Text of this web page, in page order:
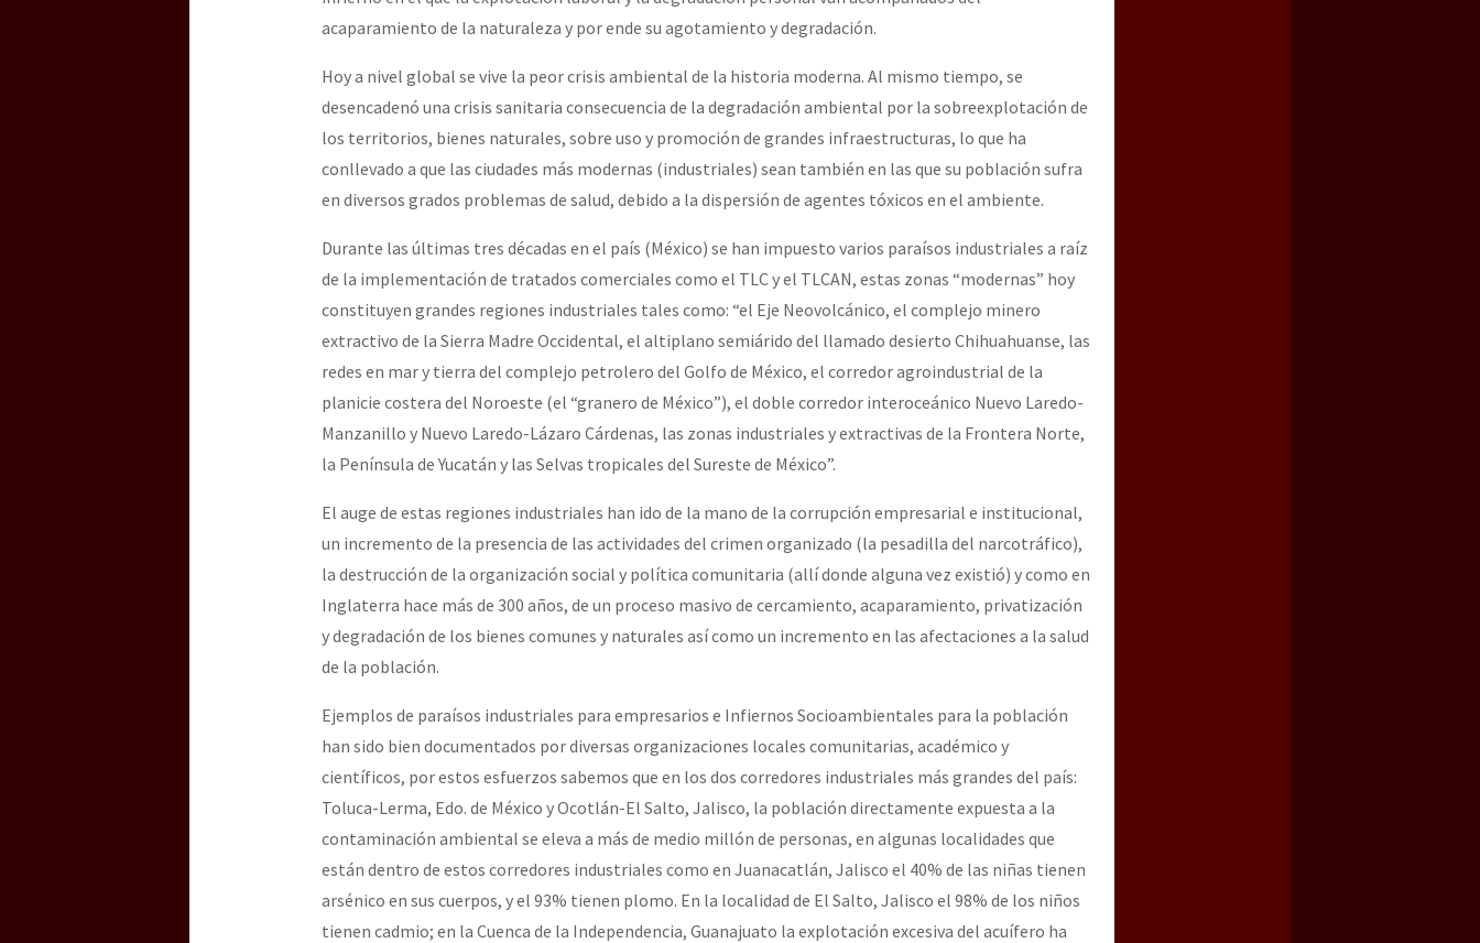
[25 abr – CDMX] Tokín por el CNI: 30 años de Resistencia y Rebeldía
acaparamiento de la naturaleza y por ende su agotamiento y degradación.
Hoy a nivel global se vive la peor crisis ambiental de la historia moderna. Al mismo tiempo, se
desencadenó una crisis sanitaria consecuencia de la degradación ambiental por la sobreexplotación de
los territorios, bienes naturales, sobre uso y promoción de grandes infraestructuras, lo que ha
conllevado a que las ciudades más modernas (industriales) sean también en las que su población sufra
en diversos grados problemas de salud, debido a la dispersión de agentes tóxicos en el ambiente.
Durante las últimas tres décadas en el país (México) se han impuesto varios paraísos industriales a raíz
de la implementación de tratados comerciales como el TLC y el TLCAN, estas zonas “modernas” hoy
constituyen grandes regiones industriales tales como: “el Eje Neovolcánico, el complejo minero
extractivo de la Sierra Madre Occidental, el altiplano semiárido del llamado desierto Chihuahuanse, las
redes en mar y tierra del complejo petrolero del Golfo de México, el corredor agroindustrial de la
planicie costera del Noroeste (el “granero de México”), el doble corredor interoceánico Nuevo Laredo-
Manzanillo y Nuevo Laredo-Lázaro Cárdenas, las zonas industriales y extractivas de la Frontera Norte,
la Península de Yucatán y las Selvas tropicales del Sureste de México”.
El auge de estas regiones industriales han ido de la mano de la corrupción empresarial e institucional,
un incremento de la presencia de las actividades del crimen organizado (la pesadilla del narcotráfico),
la destrucción de la organización social y política comunitaria (allí donde alguna vez existió) y como en
Inglaterra hace más de 300 años, de un proceso masivo de cercamiento, acaparamiento, privatización
y degradación de los bienes comunes y naturales así como un incremento en las afectaciones a la salud
de la población.
Ejemplos de paraísos industriales para empresarios e Infiernos Socioambientales para la población
han sido bien documentados por diversas organizaciones locales comunitarias, académico y
científicos, por estos esfuerzos sabemos que en los dos corredores industriales más grandes del país:
Toluca-Lerma, Edo. de México y Ocotlán-El Salto, Jalisco, la población directamente expuesta a la
contaminación ambiental se eleva a más de medio millón de personas, en algunas localidades que
están dentro de estos corredores industriales como en Juanacatlán, Jalisco el 40% de las niñas tienen
arsénico en sus cuerpos, y el 93% tienen plomo. En la localidad de El Salto, Jalisco el 98% de los niños
tienen cadmio; en la Cuenca de la Independencia, Guanajuato la explotación excesiva del acuífero ha